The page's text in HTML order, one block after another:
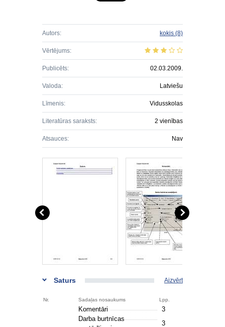
Autors: kokis (8)
Vērtējums:
Publicēts: 02.03.2009.
Valoda: Latviešu
Līmenis: Vidusskolas
Literatūras saraksts: 2 vienības
Atsauces: Nav
Saturs Aizvērt
Nr. Sadaļas nosaukums Lpp.
Komentāri
3
Darba burtnīcas
3